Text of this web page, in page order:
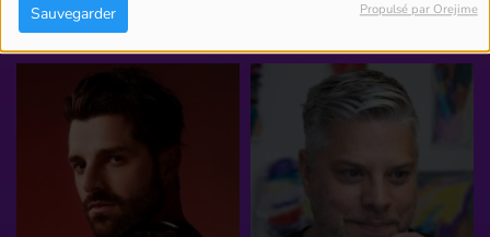
Sauvegarder Propulsé par Orejime